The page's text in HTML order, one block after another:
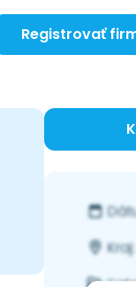
Registrovať
Kraj: